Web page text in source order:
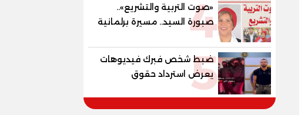
4
«صوت التربية والتشريع»..
صبورة السيد.. مسيرة برلمانية
وتربوية تجمع بين تشريع
الإنسان المصري
5
ضبط شخص فبرك فيديوهات
يعرض استرداد حقوق
المواطنين بالقوة